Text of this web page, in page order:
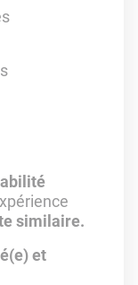
similaire.
et